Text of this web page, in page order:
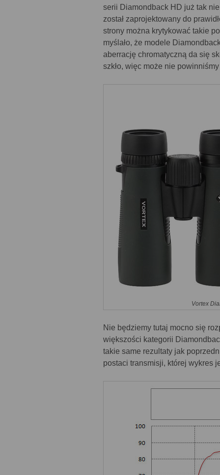
serii Diamondback HD już tak
został zaprojektowany do
strony można krytykować takie
myślało, że modele
aberrację chromatyczną da się
szkło, więc może nie
Vortex
Nie będziemy tutaj mocno się
większości kategorii
takie same rezultaty jak
postaci transmisji, której wykres